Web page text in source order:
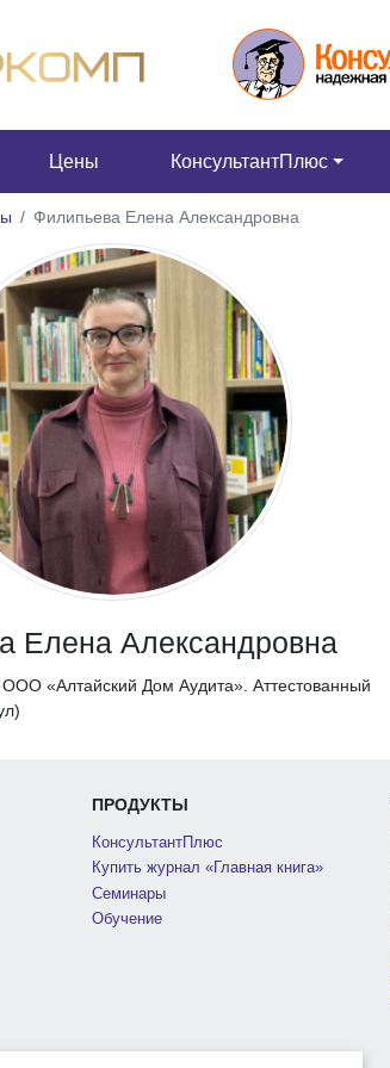
Цены КонсультантПлюс
Филипьева Елена Александровна
Елена Александровна
«Алтайский Дом Аудита». Аттестованный
ПРОДУКТЫ
КонсультантПлюс
Купить журнал «Главная книга»
Семинары
Обучение